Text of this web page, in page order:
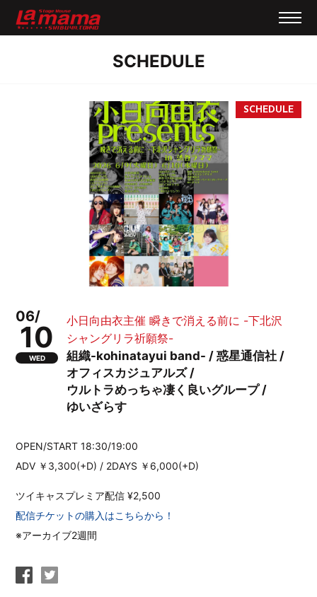
SCHEDULE
06/
10
WED
小日向由衣主催 瞬きで消える前に -下北沢
シャングリラ祈願祭-
組織-kohinatayui band- / 惑星通信社 /
オフィスカジュアルズ /
ウルトラめっちゃ凄く良いグループ /
ゆいざらす
OPEN/START 18:30/19:00
ADV ￥3,300(+D) / 2DAYS ￥6,000(+D)
ツイキャスプレミア配信 ¥2,500
配信チケットの購入はこちらから！
※アーカイブ2週間